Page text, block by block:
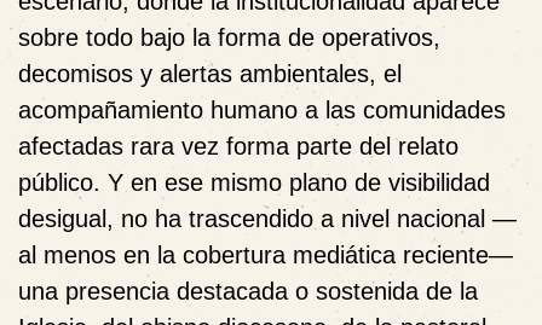
sobre todo bajo la forma de operativos,
decomisos y alertas ambientales, el
acompañamiento humano a las comunidades
afectadas rara vez forma parte del relato
público. Y en ese mismo plano de visibilidad
desigual, no ha trascendido a nivel nacional —
al menos en la cobertura mediática reciente—
una presencia destacada o sostenida de la